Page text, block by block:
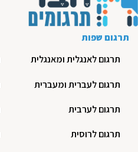
תרגום שפות
תרגום לאנגלית ומאנגלית
תרגום לעברית ומעברית
תרגום לערבית
תרגום לרוסית